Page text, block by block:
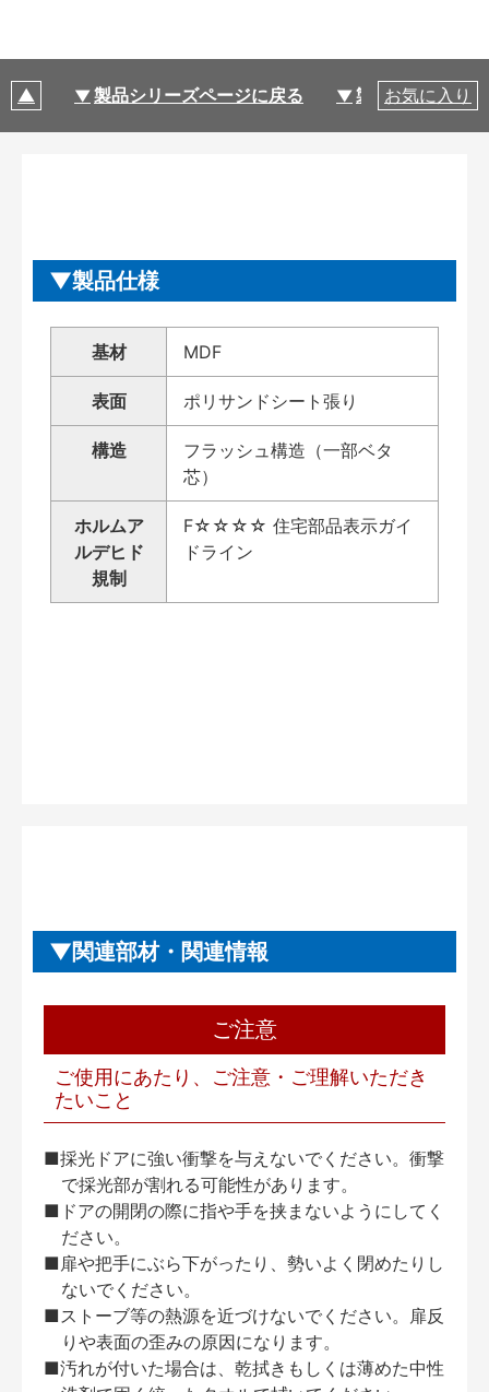
製品シリーズページに戻る 製品仕様
お気に入り
製品仕様
基材 MDF
表面 ポリサンドシート張り
構造
フラッシュ構造（一部ベタ
芯）
ホルムア
ルデヒド
規制
F☆☆☆☆ 住宅部品表示ガイ
ドライン
関連部材・関連情報
ご注意
ご使用にあたり、ご注意・ご理解いただき
たいこと
■採光ドアに強い衝撃を与えないでください。衝撃
で採光部が割れる可能性があります。
■ドアの開閉の際に指や手を挟まないようにしてく
ださい。
■扉や把手にぶら下がったり、勢いよく閉めたりし
ないでください。
■ストーブ等の熱源を近づけないでください。扉反
りや表面の歪みの原因になります。
■汚れが付いた場合は、乾拭きもしくは薄めた中性